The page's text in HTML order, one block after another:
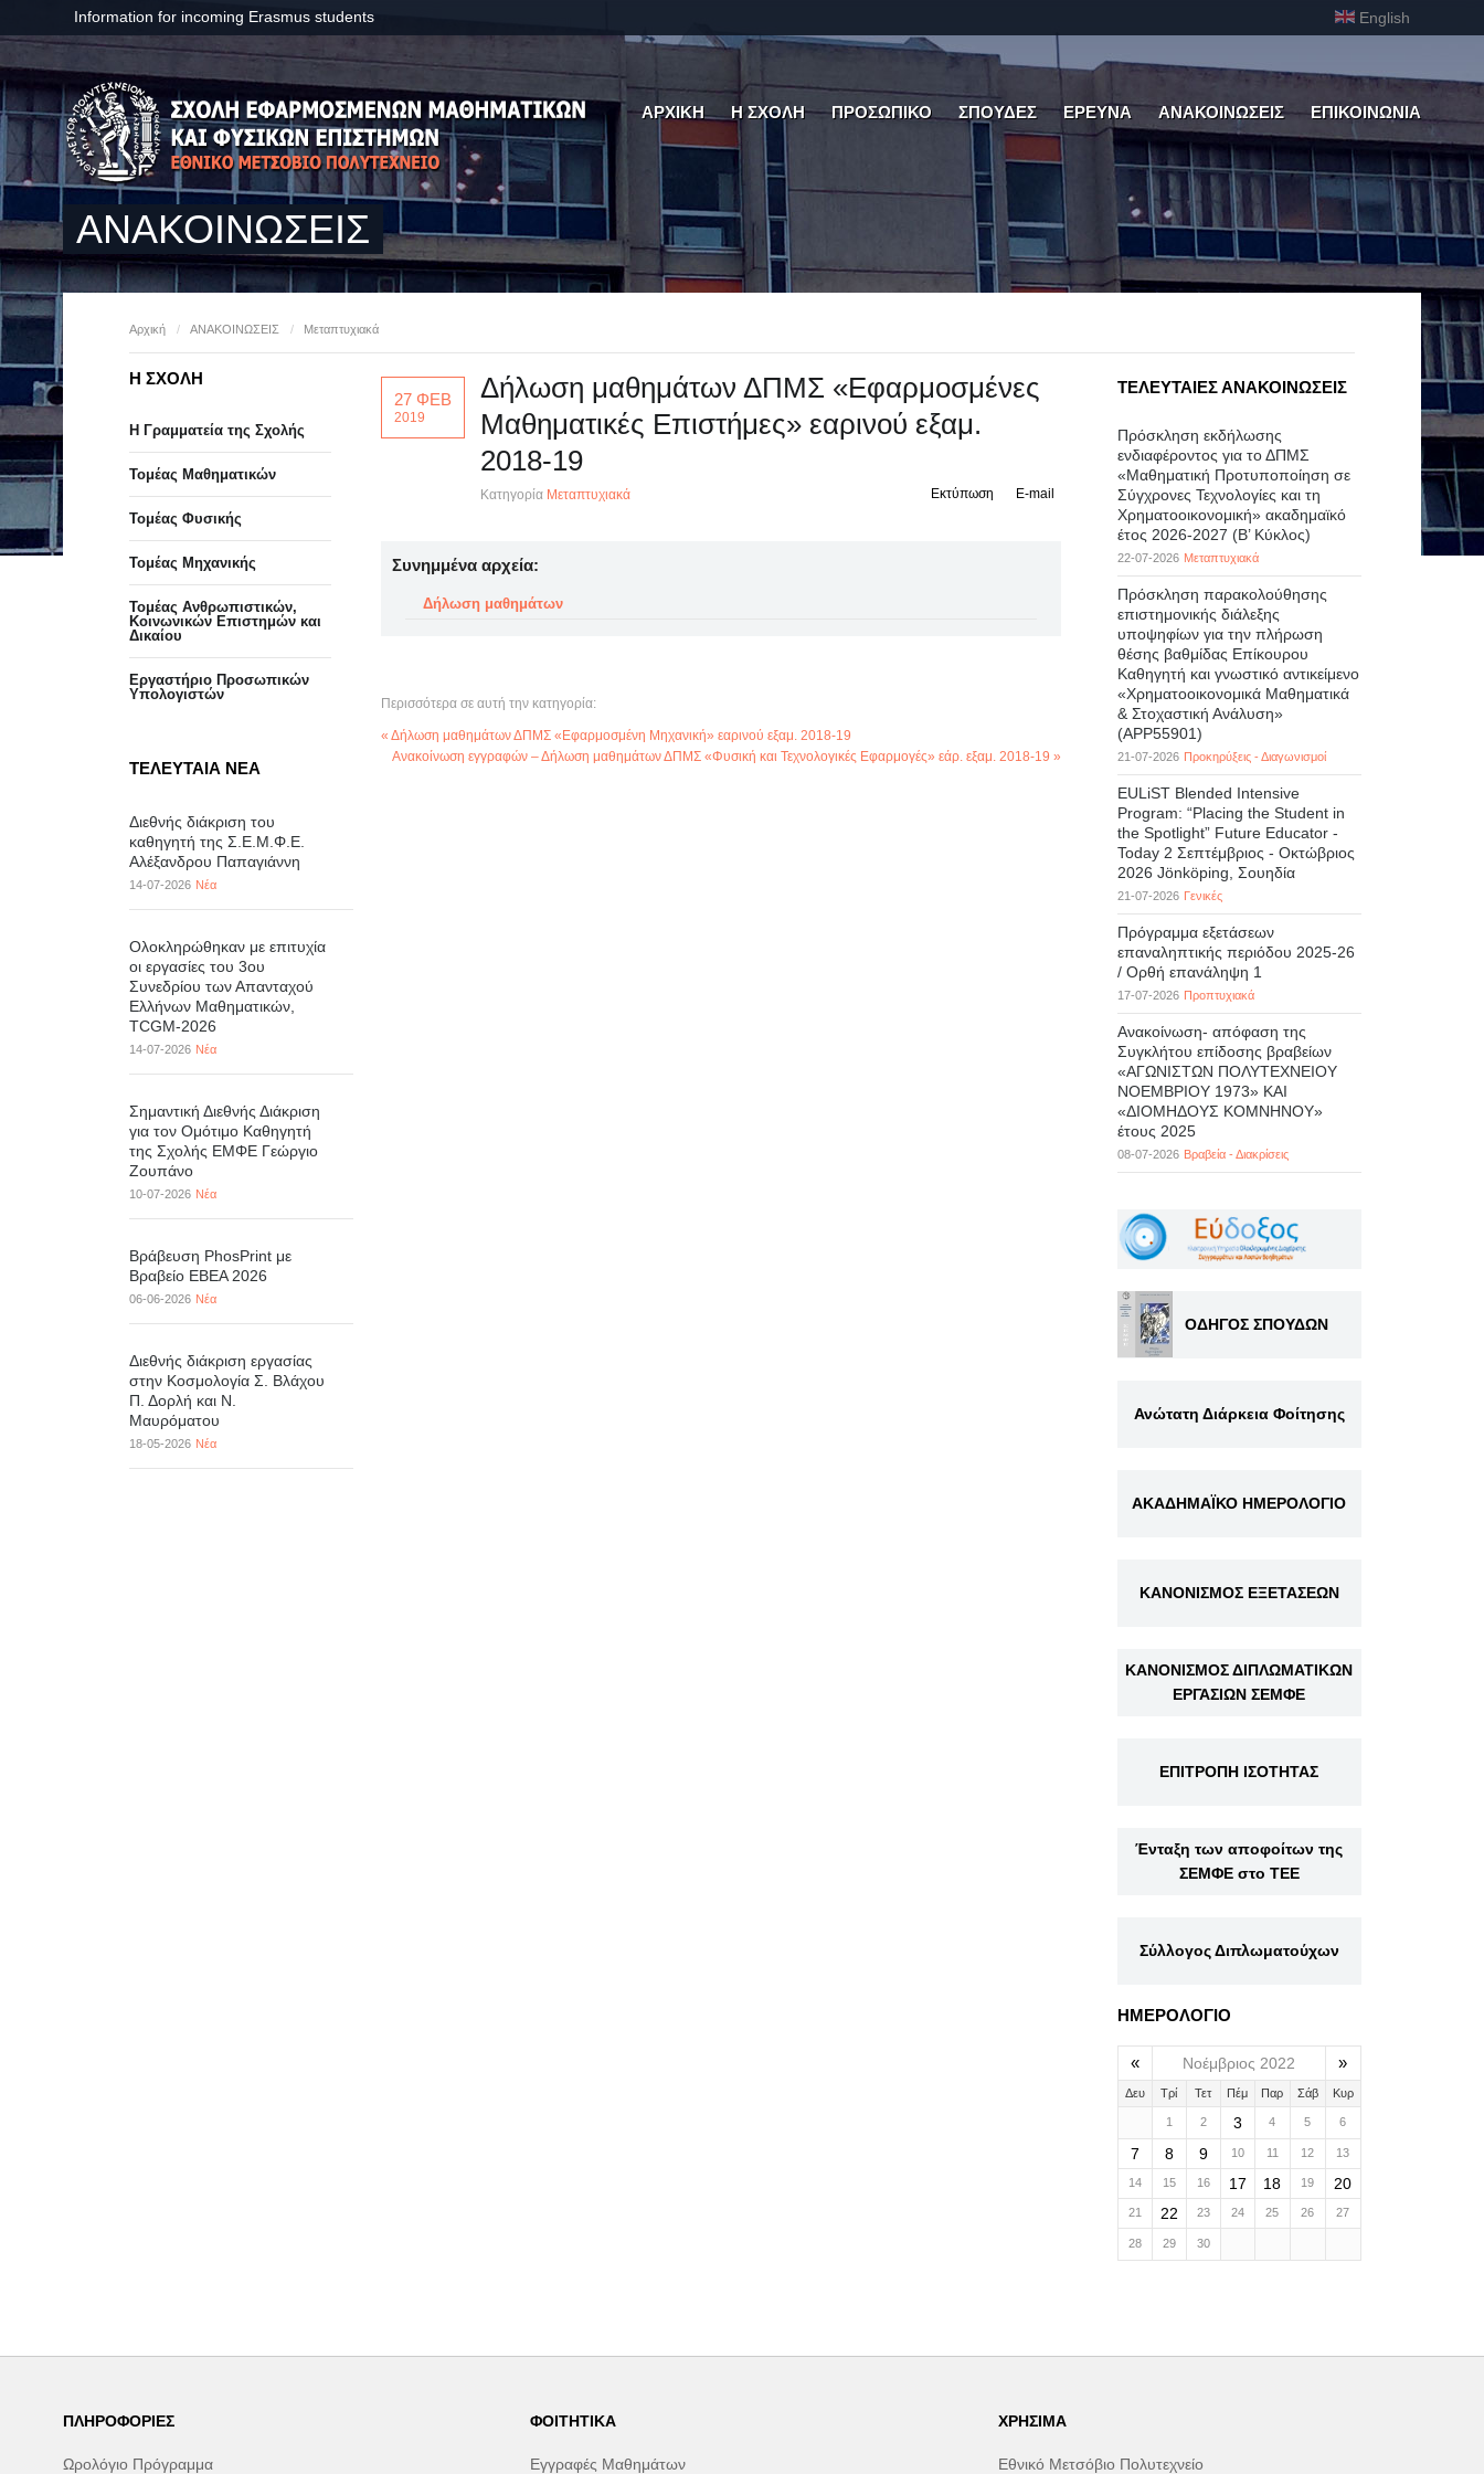
Information for incoming Erasmus students English
ΑΡΧΙΚΗ Η ΣΧΟΛΗ ΠΡΟΣΩΠΙΚΟ ΣΠΟΥΔΕΣ ΕΡΕΥΝΑ ΑΝΑΚΟΙΝΩΣΕΙΣ ΕΠΙΚΟΙΝΩΝΙΑ
ΑΝΑΚΟΙΝΩΣΕΙΣ
Αρχική / ΑΝΑΚΟΙΝΩΣΕΙΣ / Μεταπτυχιακά
27 ΦΕΒ
2019
Δήλωση μαθημάτων ΔΠΜΣ «Εφαρμοσμένες
Μαθηματικές Επιστήμες» εαρινού εξαμ.
2018-19
Κατηγορία Μεταπτυχιακά E-mail
Εκτύπωση
Συνημμένα αρχεία:
Δήλωση μαθημάτων
Περισσότερα σε αυτή την κατηγορία:
« Δήλωση μαθημάτων ΔΠΜΣ «Εφαρμοσμένη Μηχανική» εαρινού εξαμ. 2018-19
Ανακοίνωση εγγραφών – Δήλωση μαθημάτων ΔΠΜΣ «Φυσική και Τεχνολογικές Εφαρμογές» εάρ. εξαμ. 2018-19 »
Η ΣΧΟΛΗ
Η Γραμματεία της Σχολής
Τομέας Μαθηματικών
Τομέας Φυσικής
Τομέας Μηχανικής
Τομέας Ανθρωπιστικών,
Κοινωνικών Επιστημών και
Δικαίου
Eργαστήριo Προσωπικών
Υπολογιστών
ΤΕΛΕΥΤΑΙΑ ΝΕΑ
Διεθνής διάκριση του
καθηγητή της Σ.Ε.Μ.Φ.Ε.
Αλέξανδρου Παπαγιάννη
14-07-2026 Νέα
Ολοκληρώθηκαν με επιτυχία
οι εργασίες του 3ου
Συνεδρίου των Απανταχού
Ελλήνων Μαθηματικών,
TCGM-2026
14-07-2026 Νέα
Σημαντική Διεθνής Διάκριση
για τον Ομότιμο Καθηγητή
της Σχολής ΕΜΦΕ Γεώργιο
Ζουπάνο
10-07-2026 Νέα
Βράβευση PhosPrint με
Βραβείο ΕΒΕΑ 2026
06-06-2026 Νέα
Διεθνής διάκριση εργασίας
στην Κοσμολογία Σ. Βλάχου
Π. Δορλή και Ν.
Μαυρόματου
18-05-2026 Νέα
ΤΕΛΕΥΤΑΙΕΣ ΑΝΑΚΟΙΝΩΣΕΙΣ
Πρόσκληση εκδήλωσης
ενδιαφέροντος για το ΔΠΜΣ
«Μαθηματική Προτυποποίηση σε
Σύγχρονες Τεχνολογίες και τη
Χρηματοοικονομική» ακαδημαϊκό
έτος 2026-2027 (B’ Kύκλος)
22-07-2026 Μεταπτυχιακά
Πρόσκληση παρακολούθησης
επιστημονικής διάλεξης
υποψηφίων για την πλήρωση
θέσης βαθμίδας Επίκουρου
Καθηγητή και γνωστικό αντικείμενο
«Χρηματοοικονομικά Μαθηματικά
& Στοχαστική Ανάλυση»
(APP55901)
21-07-2026 Προκηρύξεις - Διαγωνισμοί
EULiST Blended Intensive
Program: “Placing the Student in
the Spotlight” Future Educator -
Today 2 Σεπτέμβριος - Οκτώβριος
2026 Jönköping, Σουηδία
21-07-2026 Γενικές
Πρόγραμμα εξετάσεων
επαναληπτικής περιόδου 2025-26
/ Ορθή επανάληψη 1
17-07-2026 Προπτυχιακά
Ανακοίνωση- απόφαση της
Συγκλήτου επίδοσης βραβείων
«ΑΓΩΝΙΣΤΩΝ ΠΟΛΥΤΕΧΝΕΙΟΥ
ΝΟΕΜΒΡΙΟΥ 1973» ΚΑΙ
«ΔΙΟΜΗΔΟΥΣ ΚΟΜΝΗΝΟΥ»
έτους 2025
08-07-2026 Βραβεία - Διακρίσεις
ΟΔΗΓΟΣ ΣΠΟΥΔΩΝ
Ανώτατη Διάρκεια Φοίτησης
ΑΚΑΔΗΜΑΪΚΟ ΗΜΕΡΟΛΟΓΙΟ
ΚΑΝΟΝΙΣΜΟΣ ΕΞΕΤΑΣΕΩΝ
ΚΑΝΟΝΙΣΜΟΣ ΔΙΠΛΩΜΑΤΙΚΩΝ
ΕΡΓΑΣΙΩΝ ΣΕΜΦΕ
ΕΠΙΤΡΟΠΗ ΙΣΟΤΗΤΑΣ
Ένταξη των αποφοίτων της
ΣΕΜΦΕ στο ΤΕΕ
Σύλλογος Διπλωματούχων
ΗΜΕΡΟΛΟΓΙΟ
« Νοέμβριος 2022 »
Δευ Τρί Τετ Πέμ Παρ Σάβ Κυρ
1 2 3 4 5 6
7 8 9 10 11 12 13
14 15 16 17 18 19 20
21 22 23 24 25 26 27
28 29 30
ΠΛΗΡΟΦΟΡΊΕΣ
Ωρολόγιο Πρόγραμμα
ΦΟΙΤΗΤΙΚΆ
Εγγραφές Μαθημάτων
ΧΡΉΣΙΜΑ
Εθνικό Μετσόβιο Πολυτεχνείο